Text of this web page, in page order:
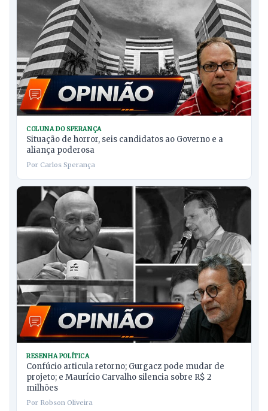
COLUNA DO SPERANÇA
Situação de horror, seis candidatos ao Governo e a
aliança poderosa
Por Carlos Sperança
RESENHA POLÍTICA
Confúcio articula retorno; Gurgacz pode mudar de
projeto; e Maurício Carvalho silencia sobre R$ 2
milhões
Por Robson Oliveira